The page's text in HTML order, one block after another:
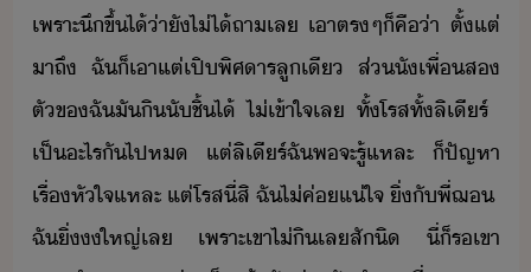
เพราะ​ึ​ขึ้​ไ้​่าั​ไ่ไ้​ถา​เล​ ​เา​ตรๆ​็​คื​่า​ ​ตั้แต่​
าถึ​ ​ฉั​็​เาแต่​เปิ​พิศาร​ลู​เี​ ​ส่​ั​เพื่​ส​
ตั​ข​ฉั​ั​ิ​ั​ชิ้​ไ้​ ​ไ่เข้าใจ​เล​ ​ทั้​โรส​ทั้​ลิ​เีร​์​ ​
เป็​ะไร​ั​ไป​ห​ ​แต่​ลิ​เีร​์​ฉั​พ​จะ​รู้​แหละ​ ​็​ปัญหา​
เรื่​หัใจ​แหละ​ ​แต่​โรส​ี่​สิ​ ​ฉั​ไ่​ค่​แ่ใจ​ ​ิ่​ั​พี่​ฌ​ ​
ฉั​ิ่​​ใหญ่​เล​ ​เพราะ​เขา​ไ่​ิ​เล​สัิ​ ​ี่​็​ร​เขา​